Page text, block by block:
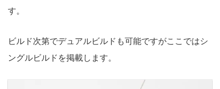
す。
ビルド次第でデュアルビルドも可能ですがここではシ
ングルビルドを掲載します。